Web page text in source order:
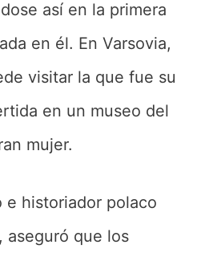
así en la primera
en él. En Varsovia,
visitar la que fue su
en un museo del
mujer.
e historiador polaco
aseguró que los